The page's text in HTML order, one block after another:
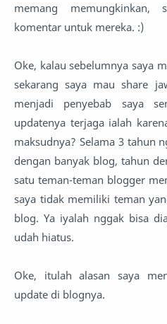
memang memungkinkan,
komentar untuk mereka. :)
Oke, kalau sebelumnya saya
sekarang saya mau share
menjadi penyebab saya
updatenya terjaga ialah
maksudnya? Selama 3 tahun
dengan banyak blog, tahun
satu teman-teman blogger
saya tidak memiliki teman
blog. Ya iyalah nggak bisa
udah hiatus.
Oke, itulah alasan saya
update di blognya.